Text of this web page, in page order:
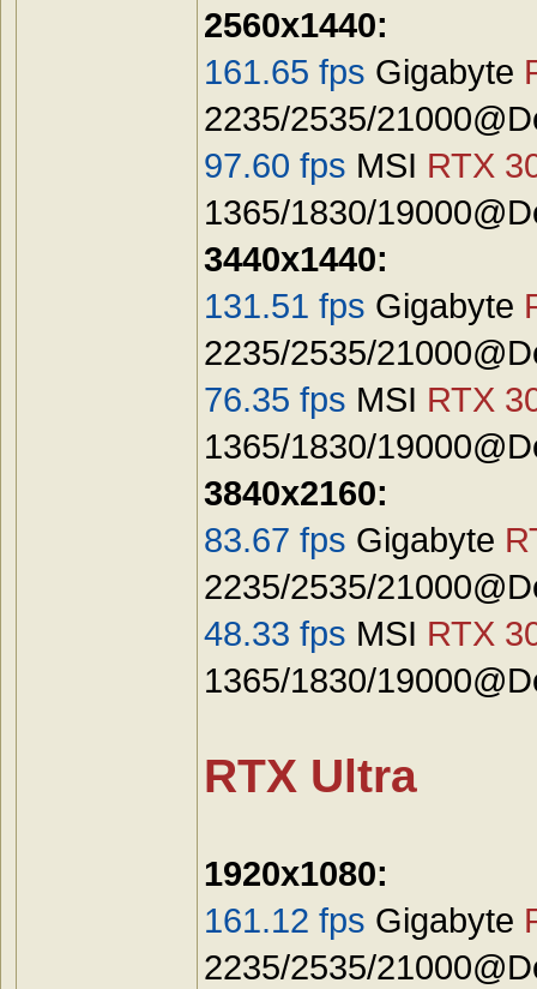
2560x1440:
161.65 fps Gigabyte
2235/2535/
97.60 fps MSI RTX
1365/1830/
3440x1440:
131.51 fps Gigabyte
2235/2535/
76.35 fps MSI RTX
1365/1830/
3840x2160:
83.67 fps Gigabyte
2235/2535/
48.33 fps MSI RTX
1365/1830/
RTX Ultra
1920x1080:
161.12 fps Gigabyte
2235/2535/